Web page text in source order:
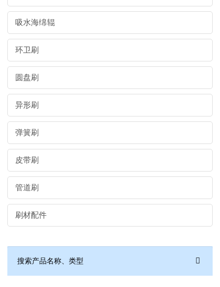
吸水海绵辊
环卫刷
圆盘刷
异形刷
弹簧刷
皮带刷
管道刷
刷材配件